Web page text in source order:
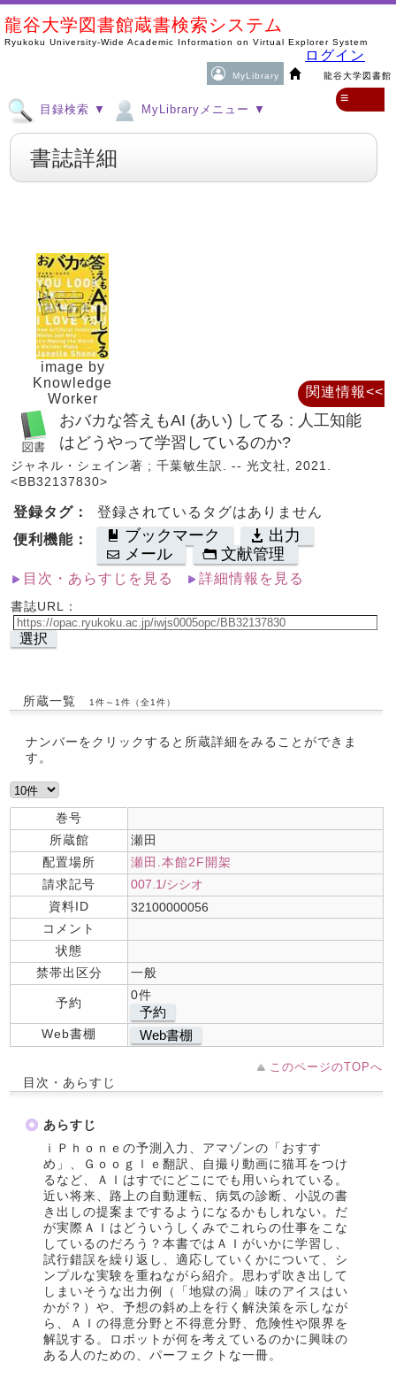
龍谷大学図書館蔵書検索システム
Ryukoku University-Wide Academic Information on Virtual Explorer System
MyLibrary 龍谷大学図書館
ログイン
目録検索 ▼ MyLibraryメニュー ▼
≡
書誌詳細
image by
Knowledge
Worker
おバカな答えもAI (あい) してる : 人工知能
はどうやって学習しているのか?
ジャネル・シェイン著 ; 千葉敏生訳. -- 光文社, 2021.
<BB32137830>
登録タグ：
登録されているタグはありません
便利機能：
ブックマーク
出力
メール
文献管理
目次・あらすじを見る 詳細情報を見る
書誌URL：
選択
所蔵一覧 1件～1件（全1件）
ナンバーをクリックすると所蔵詳細をみることができま
す。
巻号
所蔵館
瀬田
配置場所
瀬田.本館2F開架
請求記号
007.1/シシオ
資料ID
32100000056
コメント
状態
禁帯出区分
一般
予約
0件
予約
Web書棚 Web書棚
このページのTOPへ
目次・あらすじ
あらすじ
ｉＰｈｏｎｅの予測入力、アマゾンの「おすす
め」、Ｇｏｏｇｌｅ翻訳、自撮り動画に猫耳をつけ
るなど、ＡＩはすでにどこにでも用いられている。
近い将来、路上の自動運転、病気の診断、小説の書
き出しの提案までするようになるかもしれない。だ
が実際ＡＩはどういうしくみでこれらの仕事をこな
しているのだろう？本書ではＡＩがいかに学習し、
試行錯誤を繰り返し、適応していくかについて、シ
ンプルな実験を重ねながら紹介。思わず吹き出して
しまいそうな出力例（「地獄の渦」味のアイスはい
かが？）や、予想の斜め上を行く解決策を示しなが
ら、ＡＩの得意分野と不得意分野、危険性や限界を
解説する。ロボットが何を考えているのかに興味の
ある人のための、パーフェクトな一冊。
関連情報<<